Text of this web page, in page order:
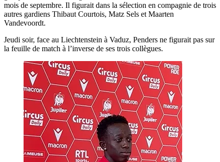
mois de septembre. Il figurait dans la sélection en compagnie de trois
autres gardiens Thibaut Courtois, Matz Sels et Maarten
Vandevoordt.
Jeudi soir, face au Liechtenstein à Vaduz, Penders ne figurait pas sur
la feuille de match à l’inverse de ses trois collègues.